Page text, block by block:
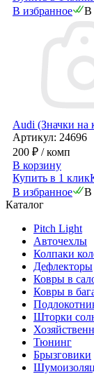
В избранное
В
Audi (Значки на
Артикул: 24696
200 ₽ / комп
В корзину
Купить в 1 клик
В избранное
В
Каталог
Pitch Light
Авточехлы
Колпаки
Дефлекторы
Ковры в
Ковры в
Шторки
Тюнинг
Брызговики